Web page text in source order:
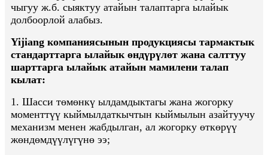
чыгуу ж.б. сыяктуу атайын талаптарга ылайык
долбоорлой алабыз.
Yijiang компаниясынын продукциясы тармактык
стандарттарга ылайык өндүрүлөт жана салттуу
шарттарга ылайык атайын мамилени талап
кылат:
1. Шасси төмөнкү ылдамдыктагы жана жогорку
моменттүү кыймылдаткычтын кыймылын азайтуучу
механизм менен жабдылган, ал жогорку өткөрүү
жөндөмдүүлүгүнө ээ;